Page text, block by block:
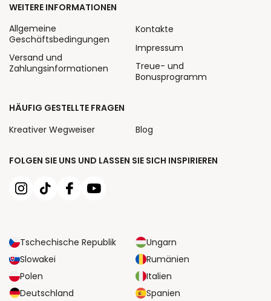
FOLGEN SIE UNS UND LASSEN SIE SICH INSPIRIEREN
Tschechische Republik
Ungarn
Slowakei
Rumänien
Polen
Italien
Deutschland
Spanien
WEITERE INFORMATIONEN
Allgemeine
Geschäftsbedingungen
Versand und
Zahlungsinformationen
Kontakte
Impressum
Treue- und
Bonusprogramm
HÄUFIG GESTELLTE FRAGEN
Kreativer Wegweiser
Blog